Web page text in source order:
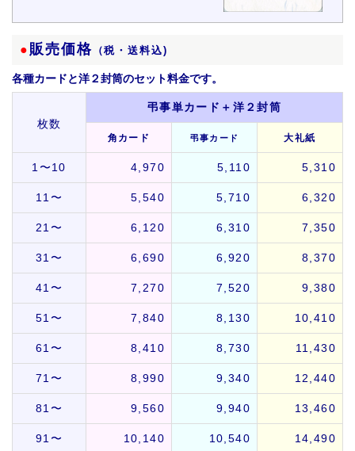
● 販売価格 （税・送料込)
各種カードと洋２封筒のセット料金です。
枚数
弔事単カード＋洋２封筒
角カード 弔事カード 大礼紙
1〜10 4,970 5,110 5,310
11〜 5,540 5,710 6,320
21〜 6,120 6,310 7,350
31〜 6,690 6,920 8,370
41〜 7,270 7,520 9,380
51〜 7,840 8,130 10,410
61〜 8,410 8,730 11,430
71〜 8,990 9,340 12,440
81〜 9,560 9,940 13,460
91〜 10,140 10,540 14,490